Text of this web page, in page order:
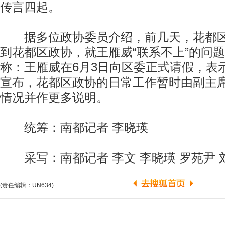
传言四起。
据多位政协委员介绍，前几天，花都
到花都区政协，就王雁威“联系不上”的问
称：王雁威在6月3日向区委正式请假，表
宣布，花都区政协的日常工作暂时由副主
情况并作更多说明。
统筹：南都记者 李晓瑛
采写：南都记者 李文 李晓瑛 罗苑尹
(责任编辑：UN634)